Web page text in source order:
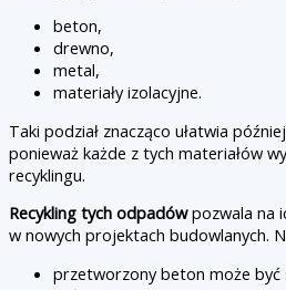
beton,
drewno,
metal,
materiały izolacyjne.
Taki podział znacząco ułatwia
ponieważ każde z tych materiałów
recyklingu.
Recykling tych odpadówpozwala na
w nowych projektach budowlanych.
przetworzony beton może być